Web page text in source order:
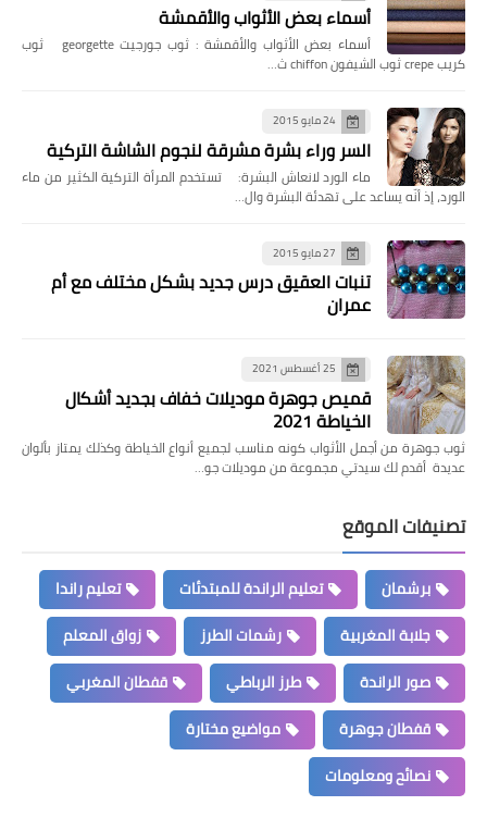
أسماء بعض الأثواب والأقمشة
أسماء بعض الأثواب والأقمشة : ثوب جورجيت georgette ثوب
كريب crepe ثوب الشيفون chiffon ث…
24 مايو 2015
السر وراء بشرة مشرقة لنجوم الشاشة التركية
ماء الورد لانعاش البشرة: تستخدم المرأة التركية الكثير من ماء
الورد، إذ أنّه يساعد على تهدئة البشرة وال…
27 مايو 2015
تنبات العقيق درس جديد بشكل مختلف مع أم
عمران
25 أغسطس 2021
قميص جوهرة موديلات خفاف بجديد أشكال
الخياطة 2021
ثوب جوهرة من أجمل الأثواب كونه مناسب لجميع أنواع الخياطة وكذلك يمتاز بألوان
عديدة أقدم لك سيدتي مجموعة من موديلات جو…
تصنيفات الموقع
برشمان تعليم الراندة للمبتدئات
تعليم راندا
جلابة المغربية
رشمات الطرز
زواق المعلم
صور الراندة
طرز الرباطي
قفطان المغربي
قفطان جوهرة
مواضيع مختارة
نصائح ومعلومات